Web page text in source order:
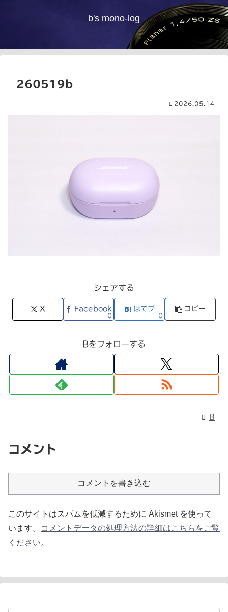
b's mono-log
260519b
2026.05.14
シェアする
X Facebook
0
はてブ
0
コピー
Bをフォローする
B
コメント
コメントを書き込む
このサイトはスパムを低減するために Akismet を使って
います。
コメントデータの処理方法の詳細はこちらをご覧
ください。